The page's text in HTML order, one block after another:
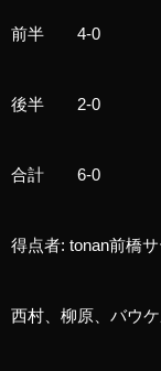
前半 4-0
後半 2-0
合計 6-0
得点者: tonan前橋
西村、柳原、バウ